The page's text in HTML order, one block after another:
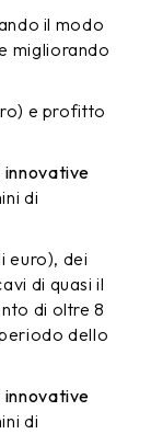
il modo
migliorando
e profitto
innovative
di
euro), dei
di quasi il
di oltre 8
dello
innovative
di